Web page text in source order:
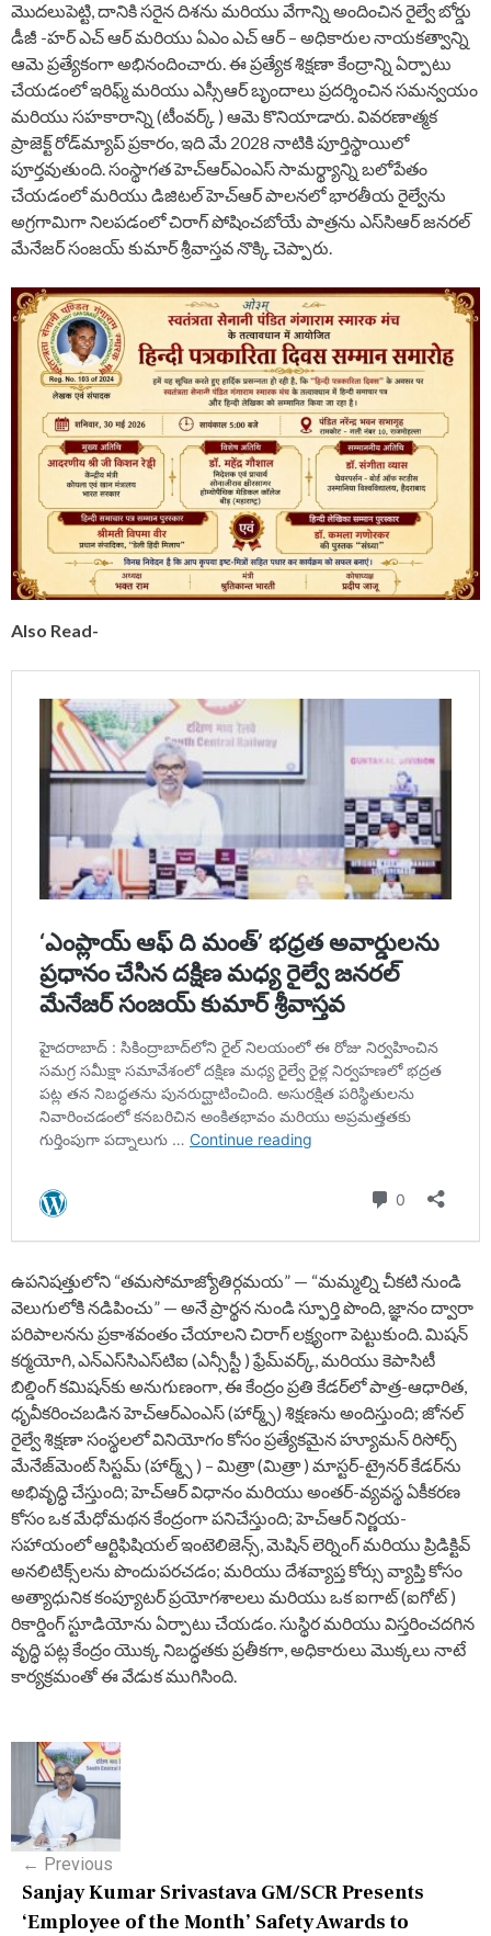
మొదలుపెట్టి, దానికి సరైన దిశను మరియు వేగాన్ని అందించిన రైల్వే బోర్డు
డీజీ -హర్ ఎచ్ ఆర్ మరియు ఏఎం ఎచ్ ఆర్ – అధికారుల నాయకత్వాన్ని
ఆమె ప్రత్యేకంగా అభినందించారు. ఈ ప్రత్యేక శిక్షణా కేంద్రాన్ని ఏర్పాటు
చేయడంలో ఇరిఫ్మ్ మరియు ఎస్సీఆర్ బృందాలు ప్రదర్శించిన సమన్వయం
మరియు సహకారాన్ని (టీంవర్క్ ) ఆమె కొనియాడారు. వివరణాత్మక
ప్రాజెక్ట్ రోడ్‌మ్యాప్ ప్రకారం, ఇది మే 2028 నాటికి పూర్తిస్థాయిలో
పూర్తవుతుంది. సంస్థాగత హెచ్‌ఆర్‌ఎంఎస్ సామర్థ్యాన్ని బలోపేతం
చేయడంలో మరియు డిజిటల్ హెచ్‌ఆర్ పాలనలో భారతీయ రైల్వేను
అగ్రగామిగా నిలపడంలో చిరాగ్ పోషించబోయే పాత్రను ఎస్‌సిఆర్ జనరల్
మేనేజర్ సంజయ్ కుమార్ శ్రీవాస్తవ నొక్కి చెప్పారు.
Also Read-
ఉపనిషత్తులోని “తమసోమాజ్యోతిర్గమయ” — “మమ్మల్ని చీకటి నుండి
వెలుగులోకి నడిపించు” — అనే ప్రార్థన నుండి స్ఫూర్తి పొంది, జ్ఞానం ద్వారా
పరిపాలనను ప్రకాశవంతం చేయాలని చిరాగ్ లక్ష్యంగా పెట్టుకుంది. మిషన్
కర్మయోగి, ఎన్‌ఎస్‌సిఎస్‌టిఐ (ఎన్సీస్టీ ) ఫ్రేమ్‌వర్క్, మరియు కెపాసిటీ
బిల్డింగ్ కమిషన్‌కు అనుగుణంగా, ఈ కేంద్రం ప్రతి కేడర్‌లో పాత్ర-ఆధారిత,
ధృవీకరించబడిన హెచ్‌ఆర్‌ఎంఎస్ (హార్మ్స్) శిక్షణను అందిస్తుంది; జోనల్
రైల్వే శిక్షణా సంస్థలలో వినియోగం కోసం ప్రత్యేకమైన హ్యూమన్ రిసోర్స్
మేనేజ్‌మెంట్ సిస్టమ్ (హార్మ్స్ ) – మిత్రా (మిత్రా ) మాస్టర్-ట్రైనర్ కేడర్‌ను
అభివృద్ధి చేస్తుంది; హెచ్‌ఆర్ విధానం మరియు అంతర్-వ్యవస్థ ఏకీకరణ
కోసం ఒక మేధోమథన కేంద్రంగా పనిచేస్తుంది; హెచ్‌ఆర్ నిర్ణయ-
సహాయంలో ఆర్టిఫిషియల్ ఇంటెలిజెన్స్, మెషిన్ లెర్నింగ్ మరియు ప్రిడిక్టివ్
అనలిటిక్స్‌లను పొందుపరచడం; మరియు దేశవ్యాప్త కోర్సు వ్యాప్తి కోసం
అత్యాధునిక కంప్యూటర్ ప్రయోగశాలలు మరియు ఒక ఐగాట్ (ఐగోట్ )
రికార్డింగ్ స్టూడియోను ఏర్పాటు చేయడం. సుస్థిర మరియు విస్తరించదగిన
వృద్ధి పట్ల కేంద్రం యొక్క నిబద్ధతకు ప్రతీకగా, అధికారులు మొక్కలు నాటే
కార్యక్రమంతో ఈ వేడుక ముగిసింది.
s
n
← Previous
Sanjay Kumar Srivastava GM/SCR Presents
‘Employee of the Month’ Safety Awards to